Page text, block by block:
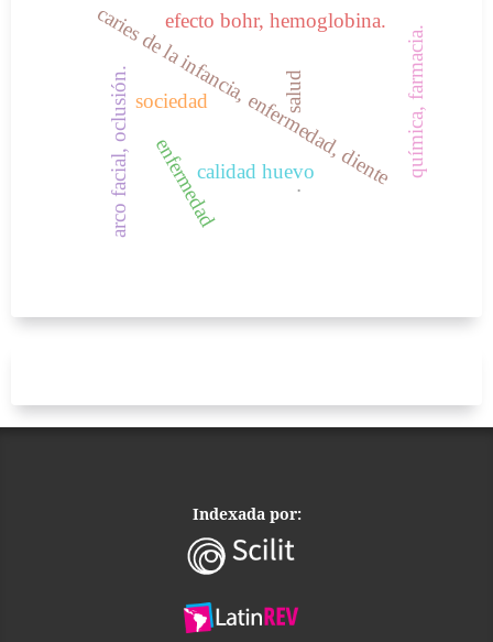
caries de la infancia, enfermedad, diente
salud
enfermedad
sociedad
arco facial, oclusión. química, farmacia.
.
calidad huevo
efecto bohr, hemoglobina.
Indexada por: